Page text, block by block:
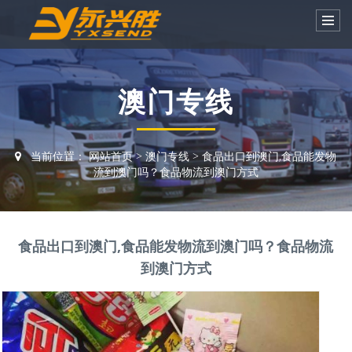
澳门专线
当前位置：网站首页>澳门专线>食品出口到澳门,食品能发物
流到澳门吗？食品物流到澳门方式
食品出口到澳门,食品能发物流到澳门吗？食品物流
到澳门方式